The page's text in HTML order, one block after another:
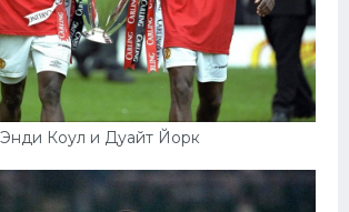
Энди Коул и Дуайт Йорк